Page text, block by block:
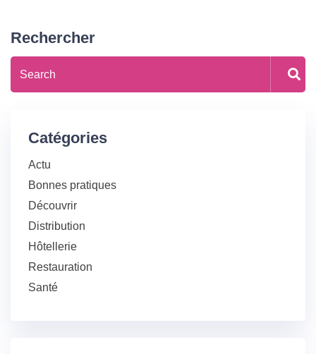
Rechercher
Catégories
Actu
Bonnes pratiques
Découvrir
Distribution
Hôtellerie
Restauration
Santé